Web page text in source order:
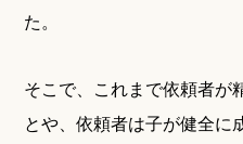
た。
そこで、これまで依頼者が
とや、依頼者は子が健全に